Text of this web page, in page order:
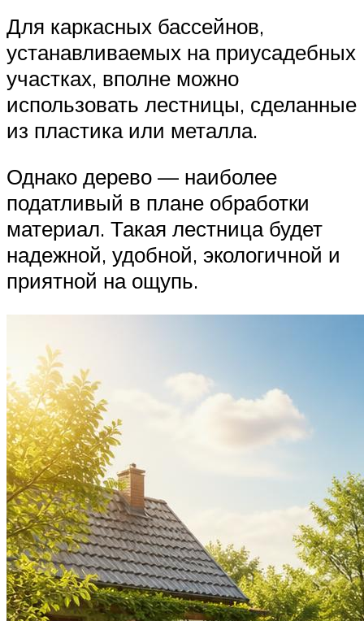
Для каркасных бассейнов,
устанавливаемых на приусадебных
участках, вполне можно
использовать лестницы, сделанные
из пластика или металла.
Однако дерево — наиболее
податливый в плане обработки
материал. Такая лестница будет
надежной, удобной, экологичной и
приятной на ощупь.